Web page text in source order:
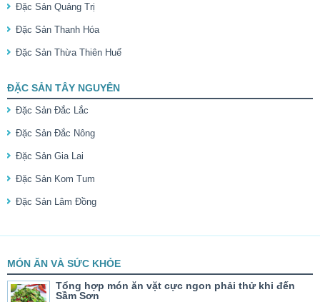
Đặc Sản Quảng Trị
Đặc Sản Thanh Hóa
Đặc Sản Thừa Thiên Huế
ĐẶC SẢN TÂY NGUYÊN
Đặc Sản Đắc Lắc
Đặc Sản Đắc Nông
Đặc Sản Gia Lai
Đặc Sản Kom Tum
Đặc Sản Lâm Đồng
MÓN ĂN VÀ SỨC KHỎE
Tổng hợp món ăn vặt cực ngon phải thử khi đến
Sầm Sơn